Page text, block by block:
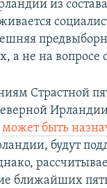
из
не на вопросе
Страстной
может быть
будут
ближайших